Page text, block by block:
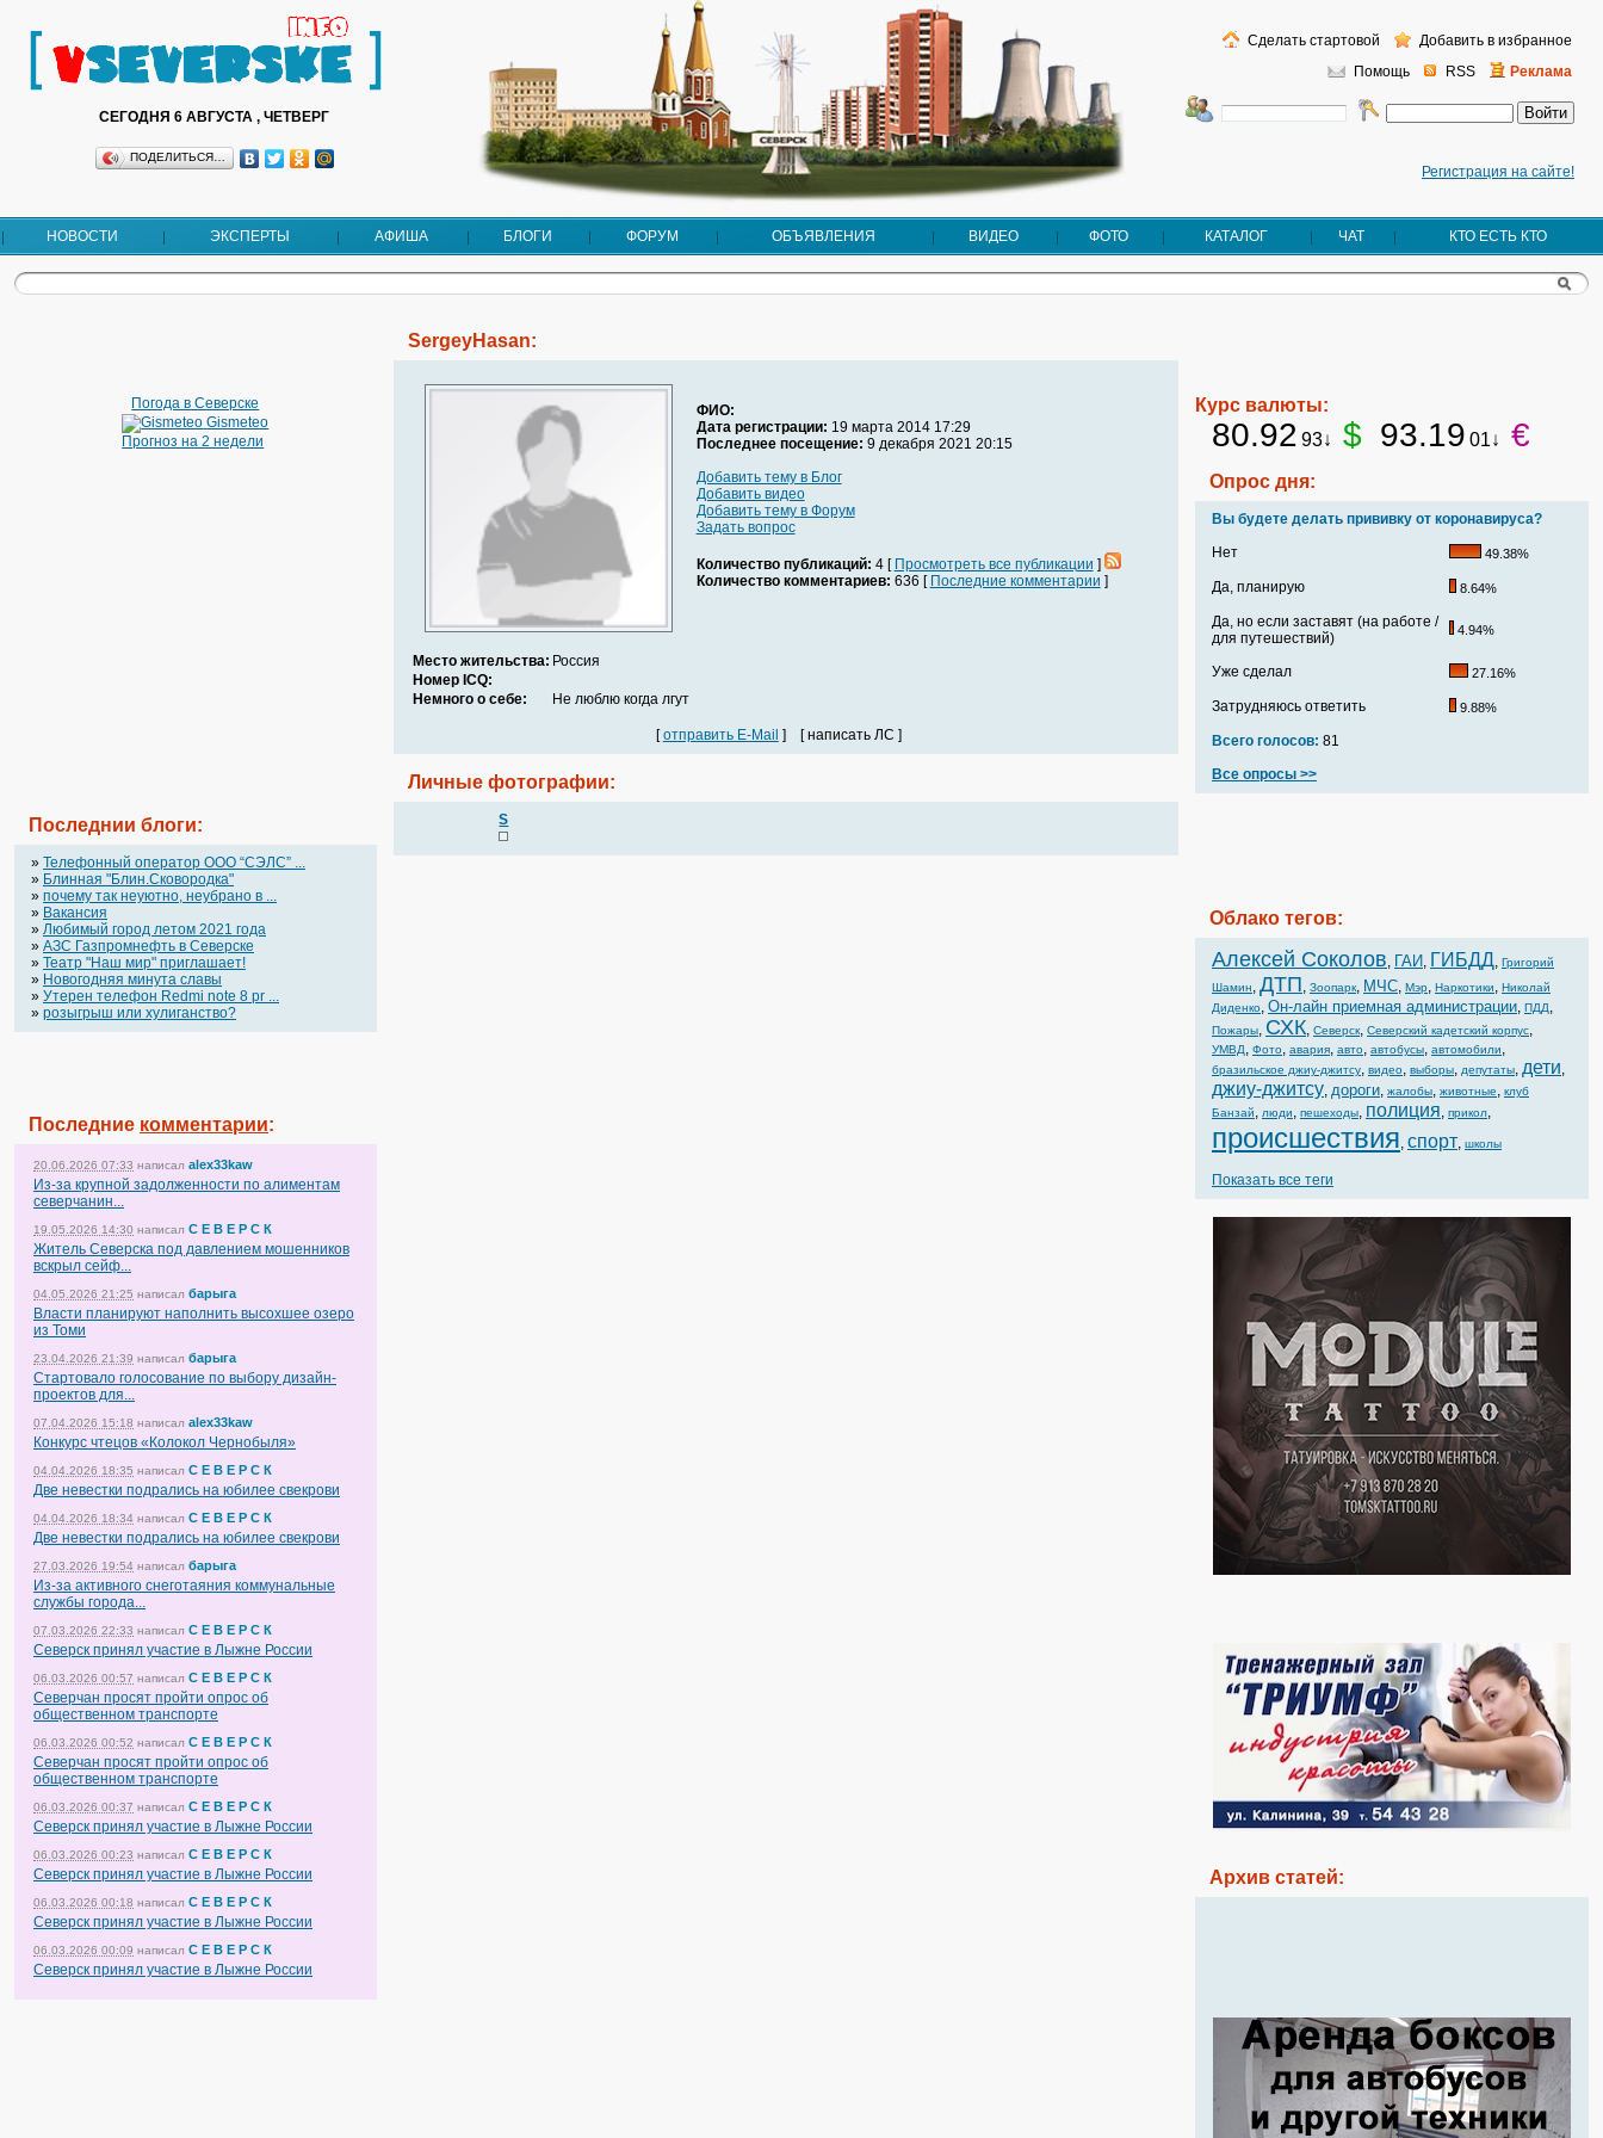
СЕГОДНЯ 6 АВГУСТА , ЧЕТВЕРГ
ПОДЕЛИТЬСЯ…
Регистрация на сайте!
Помощь RSS Реклама
Сделать стартовой Добавить в избранное
НОВОСТИ ЭКСПЕРТЫ АФИША БЛОГИ ФОРУМ ОБЪЯВЛЕНИЯ ВИДЕО ФОТО КАТАЛОГ ЧАТ КТО ЕСТЬ КТО
Погода в Северске
Gismeteo
Прогноз на 2 недели
Последнии блоги:
» Телефонный оператор OOO “СЭЛС” ...
» Блинная "Блин.Сковородка"
» почему так неуютно, неубрано в ...
» Вакансия
» Любимый город летом 2021 года
» АЗС Газпромнефть в Северске
» Театр "Наш мир" приглашает!
» Новогодняя минута славы
» Утерен телефон Redmi note 8 pr ...
» розыгрыш или хулиганство?
Последние комментарии:
20.06.2026 07:33 написал alex33kaw
Из-за крупной задолженности по алиментам
северчанин...
19.05.2026 14:30 написал С Е В Е Р С К
Житель Северска под давлением мошенников
вскрыл сейф...
04.05.2026 21:25 написал барыга
Власти планируют наполнить высохшее озеро
из Томи
23.04.2026 21:39 написал барыга
Стартовало голосование по выбору дизайн-
проектов для...
07.04.2026 15:18 написал alex33kaw
Конкурс чтецов «Колокол Чернобыля»
04.04.2026 18:35 написал С Е В Е Р С К
Две невестки подрались на юбилее свекрови
04.04.2026 18:34 написал С Е В Е Р С К
Две невестки подрались на юбилее свекрови
27.03.2026 19:54 написал барыга
Из-за активного снеготаяния коммунальные
службы города...
07.03.2026 22:33 написал С Е В Е Р С К
Северск принял участие в Лыжне России
06.03.2026 00:57 написал С Е В Е Р С К
Северчан просят пройти опрос об
общественном транспорте
06.03.2026 00:52 написал С Е В Е Р С К
Северчан просят пройти опрос об
общественном транспорте
06.03.2026 00:37 написал С Е В Е Р С К
Северск принял участие в Лыжне России
06.03.2026 00:23 написал С Е В Е Р С К
Северск принял участие в Лыжне России
06.03.2026 00:18 написал С Е В Е Р С К
Северск принял участие в Лыжне России
06.03.2026 00:09 написал С Е В Е Р С К
Северск принял участие в Лыжне России
SergeyHasan:
ФИО:
Дата регистрации: 19 марта 2014 17:29
Последнее посещение: 9 декабря 2021 20:15
Добавить тему в Блог
Добавить видео
Добавить тему в Форум
Задать вопрос
Количество публикаций: 4 [ Просмотреть все публикации ]
Количество комментариев: 636 [ Последние комментарии ]
Место жительства: Россия
Номер ICQ:
Немного о себе:
Не люблю когда лгут
[отправить E-Mail ] [ написать ЛС ]
Личные фотографии:
S
Курс валюты:
80.92 93↓ $ 93.19 01↓ €
Опрос дня:
Вы будете делать прививку от коронавируса?
Нет
49.38%
Да, планирую 8.64%
Да, но если заставят (на работе /
для путешествий)
4.94%
Уже сделал 27.16%
Затрудняюсь ответить 9.88%
Всего голосов: 81
Все опросы >>
Облако тегов:
Алексей Соколов, ГАИ, ГИБДД, Григорий
Шамин, ДТП, Зоопарк, МЧС, Мэр, Наркотики, Николай
Диденко, Он-лайн приемная администрации, ПДД,
Пожары, СХК, Северск, Северский кадетский корпус,
УМВД, Фото, авария, авто, автобусы, автомобили,
бразильское джиу-джитсу, видео, выборы, депутаты, дети,
джиу-джитсу, дороги, жалобы, животные, клуб
Банзай, люди, пешеходы, полиция, прикол,
происшествия, спорт, школы
Показать все теги
Архив статей: